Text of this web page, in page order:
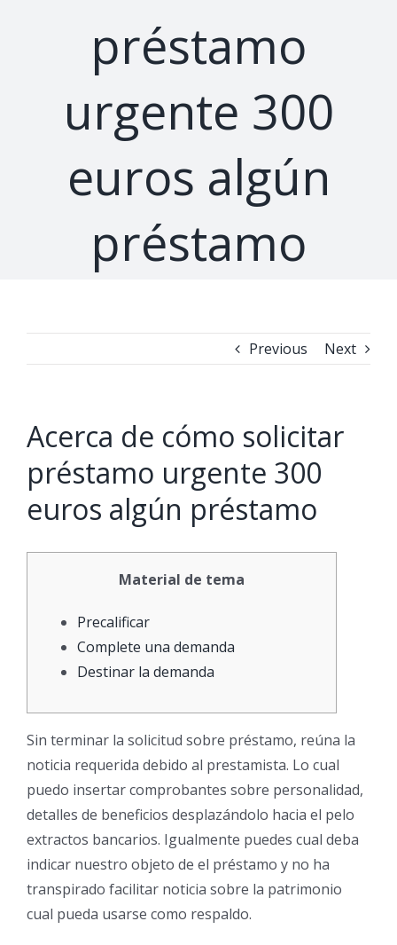
préstamo
urgente 300
euros algún
préstamo
Previous Next
Acerca de cómo solicitar
préstamo urgente 300
euros algún préstamo
Material de tema
Precalificar
Complete una demanda
Destinar la demanda
Sin terminar la solicitud sobre préstamo, reúna la
noticia requerida debido al prestamista. Lo cual
puedo insertar comprobantes sobre personalidad,
detalles de beneficios desplazándolo hacia el pelo
extractos bancarios. Igualmente puedes cual deba
indicar nuestro objeto de el préstamo y no ha
transpirado facilitar noticia sobre la patrimonio
cual pueda usarse como respaldo.